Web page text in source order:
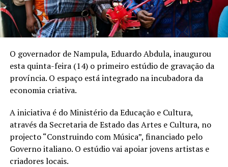
O governador de Nampula, Eduardo Abdula, inaugurou
esta quinta-feira (14) o primeiro estúdio de gravação da
província. O espaço está integrado na incubadora da
economia criativa.
A iniciativa é do Ministério da Educação e Cultura,
através da Secretaria de Estado das Artes e Cultura, no
projecto “Construindo com Música”, financiado pelo
Governo italiano. O estúdio vai apoiar jovens artistas e
criadores locais.